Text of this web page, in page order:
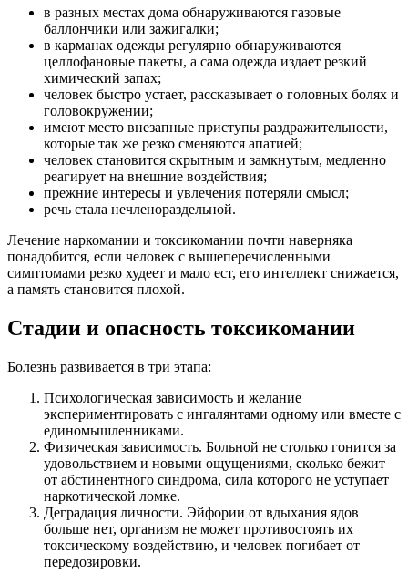
в разных местах дома обнаруживаются газовые
баллончики или зажигалки;
в карманах одежды регулярно обнаруживаются
целлофановые пакеты, а сама одежда издает резкий
химический запах;
человек быстро устает, рассказывает о головных болях и
головокружении;
имеют место внезапные приступы раздражительности,
которые так же резко сменяются апатией;
человек становится скрытным и замкнутым, медленно
реагирует на внешние воздействия;
прежние интересы и увлечения потеряли смысл;
речь стала нечленораздельной.
Лечение наркомании и токсикомании почти наверняка
понадобится, если человек с вышеперечисленными
симптомами резко худеет и мало ест, его интеллект снижается,
а память становится плохой.
Стадии и опасность токсикомании
Болезнь развивается в три этапа:
Психологическая зависимость и желание
экспериментировать с ингалянтами одному или вместе с
единомышленниками.
Физическая зависимость. Больной не столько гонится за
удовольствием и новыми ощущениями, сколько бежит
от абстинентного синдрома, сила которого не уступает
наркотической ломке.
Деградация личности. Эйфории от вдыхания ядов
больше нет, организм не может противостоять их
токсическому воздействию, и человек погибает от
передозировки.